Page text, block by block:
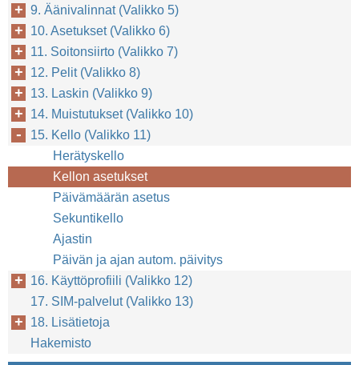
9. Äänivalinnat (Valikko 5)
10. Asetukset (Valikko 6)
11. Soitonsiirto (Valikko 7)
12. Pelit (Valikko 8)
13. Laskin (Valikko 9)
14. Muistutukset (Valikko 10)
15. Kello (Valikko 11)
Herätyskello
Kellon asetukset
Päivämäärän asetus
Sekuntikello
Ajastin
Päivän ja ajan autom. päivitys
16. Käyttöprofiili (Valikko 12)
17. SIM-palvelut (Valikko 13)
18. Lisätietoja
Hakemisto